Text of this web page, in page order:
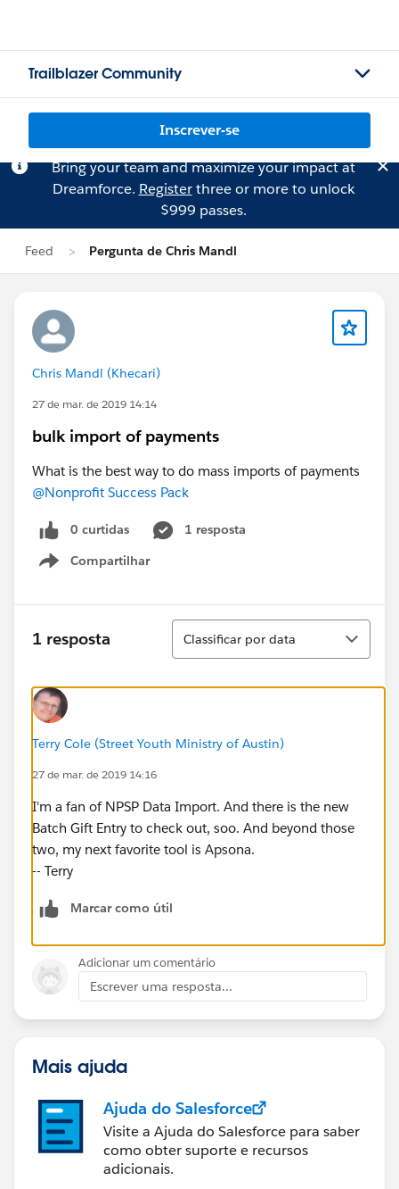
Trailblazer Community
Inscrever-se
Bring your team and maximize your impact at
Dreamforce. Registerthree or more to unlock
$999 passes.
Feed Pergunta de Chris Mandl
Chris Mandl (Khecari)
27 de mar. de 2019 14:14
bulk import of payments
What is the best way to do mass imports of payments
@Nonprofit Success Pack
0 curtidas
1 resposta
Compartilhar
Show menu
1 resposta
Classificar
Classificar por data
Terry Cole (Street Youth Ministry of Austin)
27 de mar. de 2019 14:16
I'm a fan of NPSP Data Import. And there is the new
Batch Gift Entry to check out, soo. And beyond those
two, my next favorite tool is Apsona.
-- Terry
Marcar como útil
Adicionar um comentário
Escrever uma resposta...
Mais ajuda
Ajuda do Salesforce
Visite a Ajuda do Salesforce para saber
como obter suporte e recursos
adicionais.